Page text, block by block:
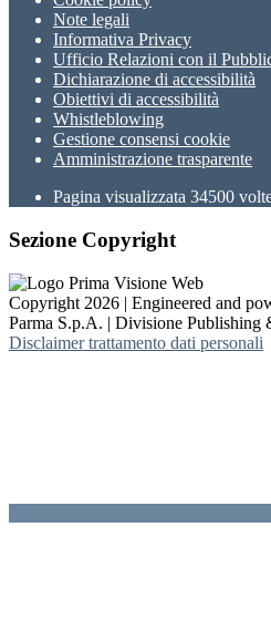
Note legali
Informativa Privacy
Ufficio Relazioni con il
Dichiarazione di accessibilità
Obiettivi di accessibilità
Whistleblowing
Gestione consensi cookie
Amministrazione trasparente
Pagina visualizzata 34500
Sezione Copyright
Copyright 2026 | Engineered and
Parma S.p.A. | Divisione Publishing
Disclaimer trattamento dati personali